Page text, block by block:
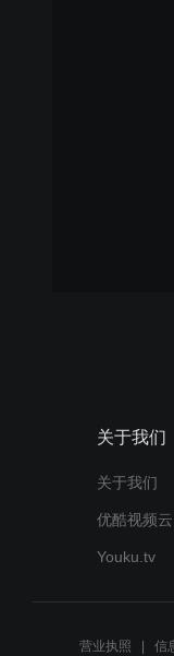
关于我们
关于我们
优酷视频云
Youku.tv
营业执照 信